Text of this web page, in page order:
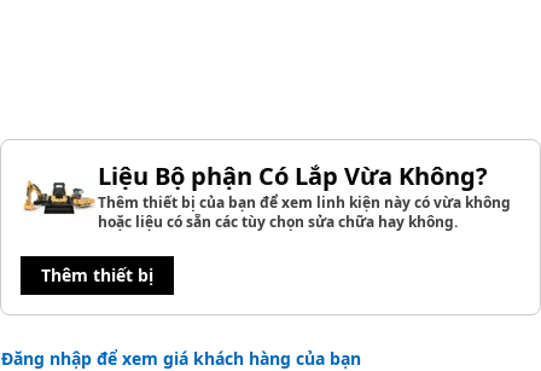
Liệu Bộ phận Có Lắp Vừa Không?
Thêm thiết bị của bạn để xem linh kiện này có vừa không
hoặc liệu có sẵn các tùy chọn sửa chữa hay không.
Thêm thiết bị
Đăng nhập để xem giá khách hàng của bạn